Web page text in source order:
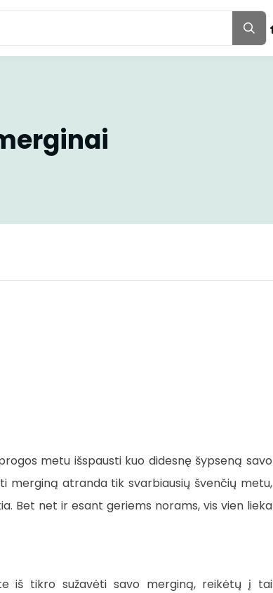
metu išspausti kuo didesnę šypseną savo
merginą atranda tik svarbiausių švenčių metu,
Bet net ir esant geriems norams, vis vien lieka
iš tikro sužavėti savo merginą, reikėtų į tai